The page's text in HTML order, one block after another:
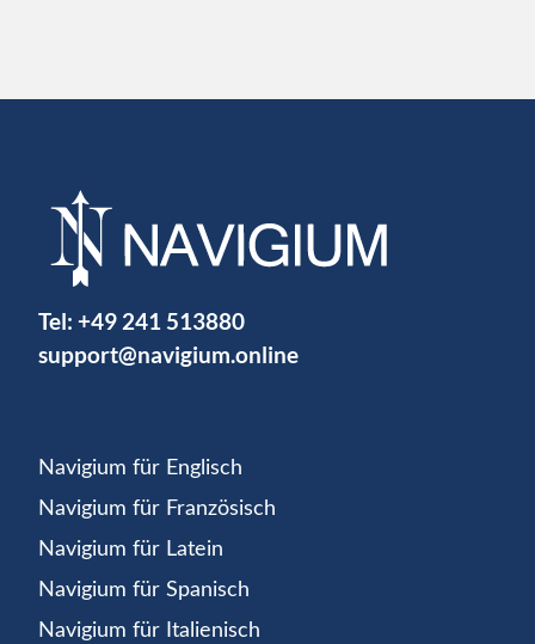
Tel: +49 241 513880
support@navigium.online
Navigium für Englisch
Navigium für Französisch
Navigium für Latein
Navigium für Spanisch
Navigium für Italienisch